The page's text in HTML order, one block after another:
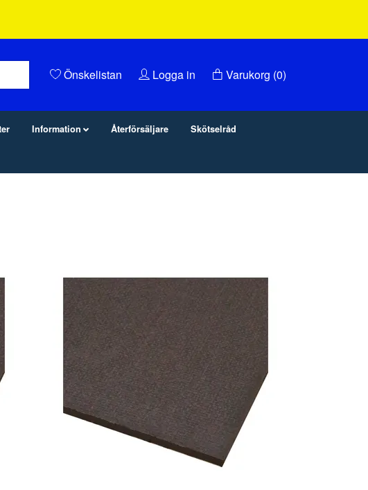
Önskelistan Logga in Varukorg (0)
Information Återförsäljare Skötselråd